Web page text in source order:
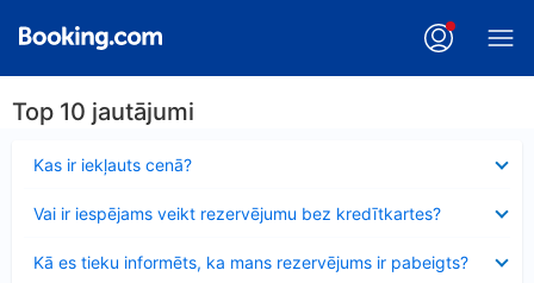
Top 10 jautājumi
Kas ir iekļauts cenā?
Vai ir iespējams veikt rezervējumu bez kredītkartes?
Kā es tieku informēts, ka mans rezervējums ir pabeigts?